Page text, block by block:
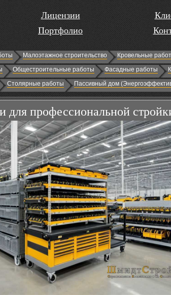
Лицензии
Портфолио
Малоэтажное строительство Кровельные
Общестроительные работы Фасадные работы
Столярные работы Пассивный дом
для профессиональной